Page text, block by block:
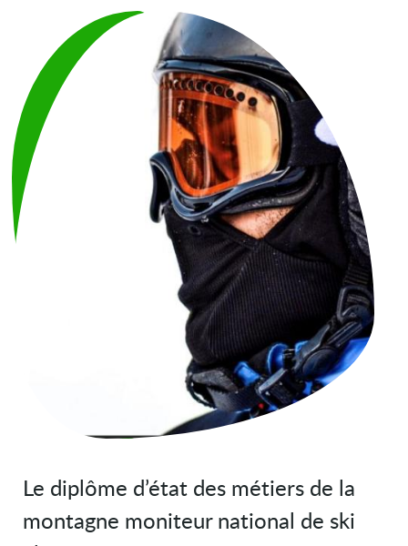
Le diplôme d’état des métiers de la
montagne moniteur national de ski